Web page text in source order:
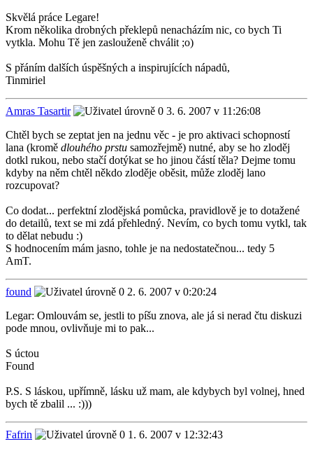
Skvělá práce Legare!
Krom několika drobných překlepů nenacházím nic, co bych Ti
vytkla. Mohu Tě jen zaslouženě chválit ;o)
S přáním dalších úspěšných a inspirujících nápadů,
Tinmiriel
Amras Tasartir
3. 6. 2007 v 11:26:08
Chtěl bych se zeptat jen na jednu věc - je pro aktivaci schopností
lana (kromě dlouhého prstu samozřejmě) nutné, aby se ho zloděj
dotkl rukou, nebo stačí dotýkat se ho jinou částí těla? Dejme tomu
kdyby na něm chtěl někdo zloděje oběsit, může zloděj lano
rozcupovat?
Co dodat... perfektní zlodějská pomůcka, pravidlově je to dotažené
do detailů, text se mi zdá přehledný. Nevím, co bych tomu vytkl, tak
to dělat nebudu :)
S hodnocením mám jasno, tohle je na nedostatečnou... tedy 5
AmT.
found
2. 6. 2007 v 0:20:24
Legar: Omlouvám se, jestli to píšu znova, ale já si nerad čtu diskuzi
pode mnou, ovlivňuje mi to pak...
S úctou
Found
P.S. S láskou, upřímně, lásku už mam, ale kdybych byl volnej, hned
bych tě zbalil ... :)))
Fafrin
1. 6. 2007 v 12:32:43